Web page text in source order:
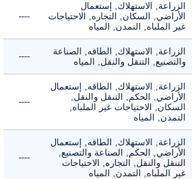
الزراعة, الاستهلاك, إستعمال
الأراضي, السكان, التجاره, الاحتياجات
غير الملباه, التمدن, المياه
----
الزراعة, الاستهلاك, الطاقه, الصناعة
والتصنيع, التنقل والنقل, المياه
----
الزراعة, الاستهلاك, الطاقه, إستعمال
الأراضي, الحكم, التنقل والنقل,
السكان, الاحتياجات غير الملباه,
التمدن, المياه
----
الزراعة, الاستهلاك, الطاقه, إستعمال
الأراضي, الحكم, الصناعة والتصنيع,
التنقل والنقل, التجاره, الاحتياجات
غير الملباه, التمدن, المياه
----